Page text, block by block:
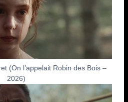
(On l’appelait Robin des Bois –
2026)